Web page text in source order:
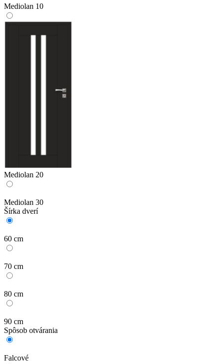
Mediolan 10
Mediolan 20
Mediolan 30
Šírka dverí
60 cm
70 cm
80 cm
90 cm
Spôsob otvárania
Falcové